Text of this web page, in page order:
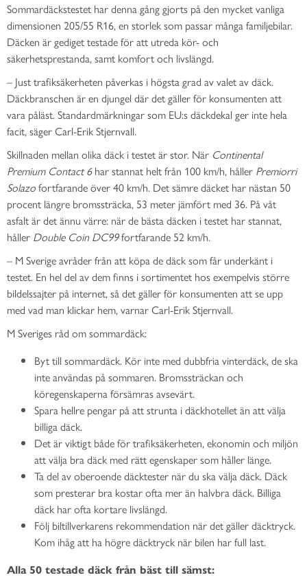
Sommardäckstestet har denna gång gjorts på den mycket vanliga
dimensionen 205/55 R16, en storlek som passar många familjebilar.
Däcken är gediget testade för att utreda kör- och
säkerhetsprestanda, samt komfort och livslängd.
– Just trafiksäkerheten påverkas i högsta grad av valet av däck.
Däckbranschen är en djungel där det gäller för konsumenten att
vara påläst. Standardmärkningar som EU:s däckdekal ger inte hela
facit, säger Carl-Erik Stjernvall.
Skillnaden mellan olika däck i testet är stor. När Continental
Premium Contact 6har stannat helt från 100 km/h, håller Premiorri
Solazofortfarande över 40 km/h. Det sämre däcket har nästan 50
procent längre bromssträcka, 53 meter jämfört med 36. På våt
asfalt är det ännu värre: när de bästa däcken i testet har stannat,
håller Double Coin DC99fortfarande 52 km/h.
– M Sverige avråder från att köpa de däck som får underkänt i
testet. En hel del av dem finns i sortimentet hos exempelvis större
bildelssajter på internet, så det gäller för konsumenten att se upp
med vad man klickar hem, varnar Carl-Erik Stjernvall.
M Sveriges råd om sommardäck:
Byt till sommardäck. Kör inte med dubbfria vinterdäck, de ska
inte användas på sommaren. Bromssträckan och
köregenskaperna försämras avsevärt.
Spara hellre pengar på att strunta i däckhotellet än att välja
billiga däck.
Det är viktigt både för trafiksäkerheten, ekonomin och miljön
att välja bra däck med rätt egenskaper som håller länge.
Ta del av oberoende däcktester när du ska välja däck. Däck
som presterar bra kostar ofta mer än halvbra däck. Billiga
däck har ofta kortare livslängd.
Följ biltillverkarens rekommendation när det gäller däcktryck.
Kom ihåg att ha högre däcktryck när bilen har full last.
Alla 50 testade däck från bäst till sämst: